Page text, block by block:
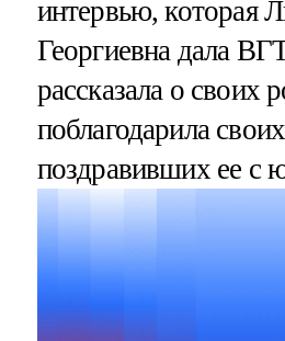
интервью, которая
Георгиевна дала
рассказала о своих
поблагодарила
поздравивших ее с